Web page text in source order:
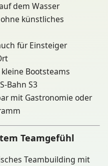
dem Wasser
künstliches
für Einsteiger
Bootsteams
Bahn S3
mit Gastronomie oder
Teamgefühl
Teambuilding mit